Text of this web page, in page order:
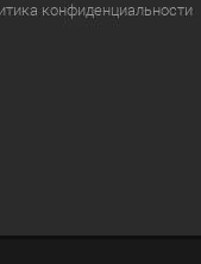
конфиденциальности